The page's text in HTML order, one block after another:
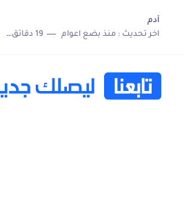
آدم
اخر تحديث :منذ بضع اعوام 19 دقائق للقراءة